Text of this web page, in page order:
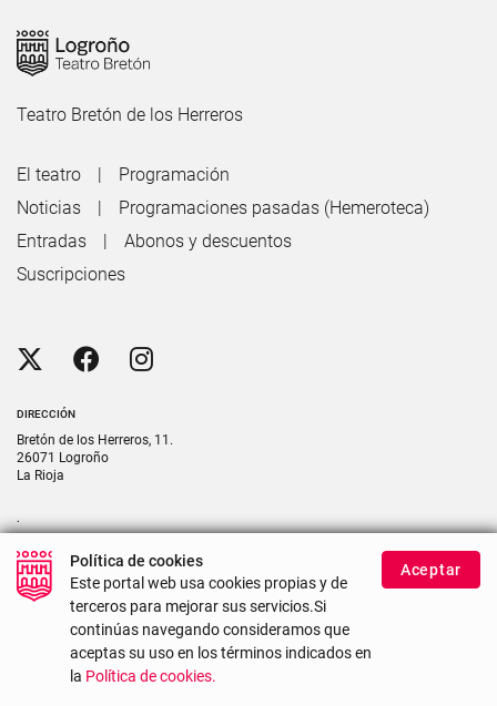
Teatro Bretón de los Herreros
DIRECCIÓN
Bretón de los Herreros, 11.
26071 Logroño
La Rioja
.
CONTACTO
Contacte con nosotros si necesita más información
El teatro
Programación
Noticias
Programaciones pasadas (Hemeroteca)
Entradas
Abonos y descuentos
Suscripciones
Mapa del sitio Accesibilidad Uso de cookies
Política de cookies
Este portal web usa cookies propias y de
terceros para mejorar sus servicios.Si
continúas navegando consideramos que
aceptas su uso en los términos indicados en
la Política de cookies.
Aceptar